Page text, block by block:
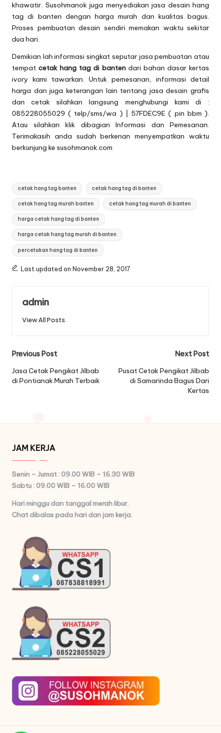
khawatir. Susohmanok juga menyediakan jasa desain hang
tag di banten dengan harga murah dan kualitas bagus.
Proses pembuatan desain sendiri memakan waktu sekitar
dua hari.
Demikian lah informasi singkat seputar jasa pembuatan atau
tempatcetak hang tag di banten dari bahan dasar kertas
ivory kami tawarkan. Untuk pemesanan, informasi detail
harga dan juga keterangan lain tentang jasa desain grafis
dan cetak silahkan langsung menghubungi kami di :
085228055029 ( telp/sms/wa ) | 57FDEC9E ( pin bbm ).
Atau silahkan klik dibagian Informasi dan Pemesanan.
Terimakasih anda sudah berkenan menyempatkan waktu
berkunjung ke susohmanok.com
Tags:
cetak hang tag banten cetak hang tag di banten
cetak hang tag murah banten cetak hang tag murah di banten
harga cetak hang tag di banten
harga cetak hang tag murah di banten
percetakan hang tag di banten
Last updated on November 28, 2017
admin
View All Posts
Post
navigation
Previous Post
Jasa Cetak Pengikat Jilbab
di Pontianak Murah Terbaik
Next Post
Pusat Cetak Pengikat Jilbab
di Samarinda Bagus Dari
Kertas
JAM KERJA
Senin – Jumat : 09.00 WIB – 16.30 WIB
Sabtu : 09.00 WIB – 16.00 WIB
Hari minggu dan tanggal merah libur.
Chat dibalas pada hari dan jam kerja.